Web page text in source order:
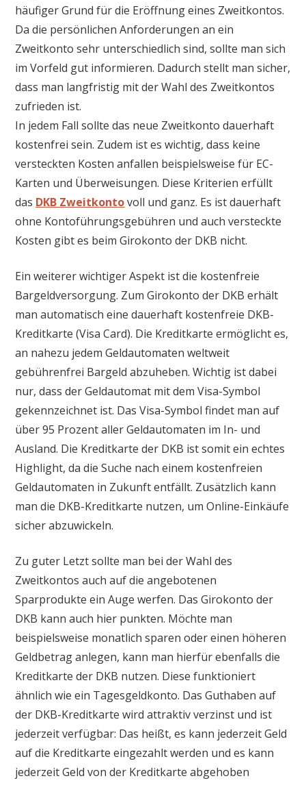
häufiger Grund für die Eröffnung eines Zweitkontos.
Da die persönlichen Anforderungen an ein
Zweitkonto sehr unterschiedlich sind, sollte man sich
im Vorfeld gut informieren. Dadurch stellt man sicher,
dass man langfristig mit der Wahl des Zweitkontos
zufrieden ist.
In jedem Fall sollte das neue Zweitkonto dauerhaft
kostenfrei sein. Zudem ist es wichtig, dass keine
versteckten Kosten anfallen beispielsweise für EC-
Karten und Überweisungen. Diese Kriterien erfüllt
das DKB Zweitkontovoll und ganz. Es ist dauerhaft
ohne Kontoführungsgebühren und auch versteckte
Kosten gibt es beim Girokonto der DKB nicht.
Ein weiterer wichtiger Aspekt ist die kostenfreie
Bargeldversorgung. Zum Girokonto der DKB erhält
man automatisch eine dauerhaft kostenfreie DKB-
Kreditkarte (Visa Card). Die Kreditkarte ermöglicht es,
an nahezu jedem Geldautomaten weltweit
gebührenfrei Bargeld abzuheben. Wichtig ist dabei
nur, dass der Geldautomat mit dem Visa-Symbol
gekennzeichnet ist. Das Visa-Symbol findet man auf
über 95 Prozent aller Geldautomaten im In- und
Ausland. Die Kreditkarte der DKB ist somit ein echtes
Highlight, da die Suche nach einem kostenfreien
Geldautomaten in Zukunft entfällt. Zusätzlich kann
man die DKB-Kreditkarte nutzen, um Online-Einkäufe
sicher abzuwickeln.
Zu guter Letzt sollte man bei der Wahl des
Zweitkontos auch auf die angebotenen
Sparprodukte ein Auge werfen. Das Girokonto der
DKB kann auch hier punkten. Möchte man
beispielsweise monatlich sparen oder einen höheren
Geldbetrag anlegen, kann man hierfür ebenfalls die
Kreditkarte der DKB nutzen. Diese funktioniert
ähnlich wie ein Tagesgeldkonto. Das Guthaben auf
der DKB-Kreditkarte wird attraktiv verzinst und ist
jederzeit verfügbar: Das heißt, es kann jederzeit Geld
auf die Kreditkarte eingezahlt werden und es kann
jederzeit Geld von der Kreditkarte abgehoben